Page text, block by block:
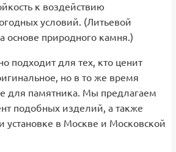
к воздействию
условий. (Литьевой
основе природного камня.)
подходит для тех, кто ценит
но в то же время
для памятника. Мы предлагаем
подобных изделий, а также
установке в Москве и Московской